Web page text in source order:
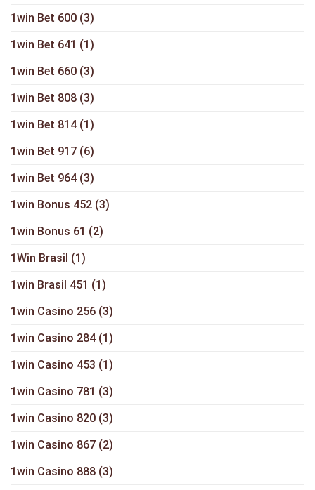
1win Bet 600 (3)
1win Bet 641 (1)
1win Bet 660 (3)
1win Bet 808 (3)
1win Bet 814 (1)
1win Bet 917 (6)
1win Bet 964 (3)
1win Bonus 452 (3)
1win Bonus 61 (2)
1Win Brasil (1)
1win Brasil 451 (1)
1win Casino 256 (3)
1win Casino 284 (1)
1win Casino 453 (1)
1win Casino 781 (3)
1win Casino 820 (3)
1win Casino 867 (2)
1win Casino 888 (3)